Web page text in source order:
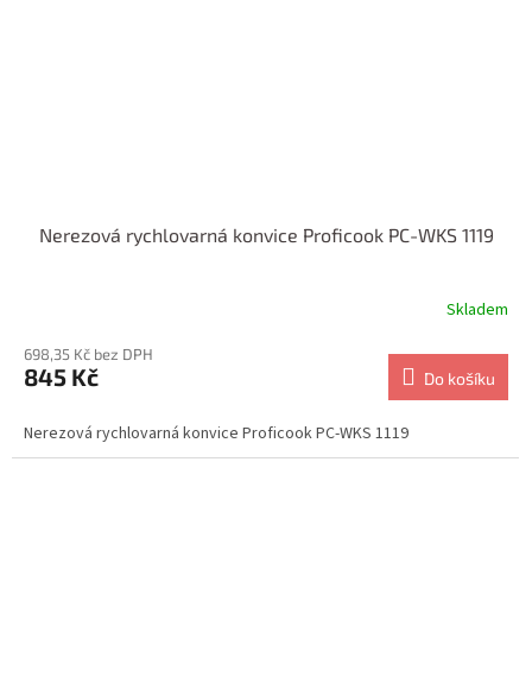
Nerezová rychlovarná konvice Proficook PC-WKS 1119
Skladem
698,35 Kč bez DPH
845 Kč Do košíku
Nerezová rychlovarná konvice Proficook PC-WKS 1119